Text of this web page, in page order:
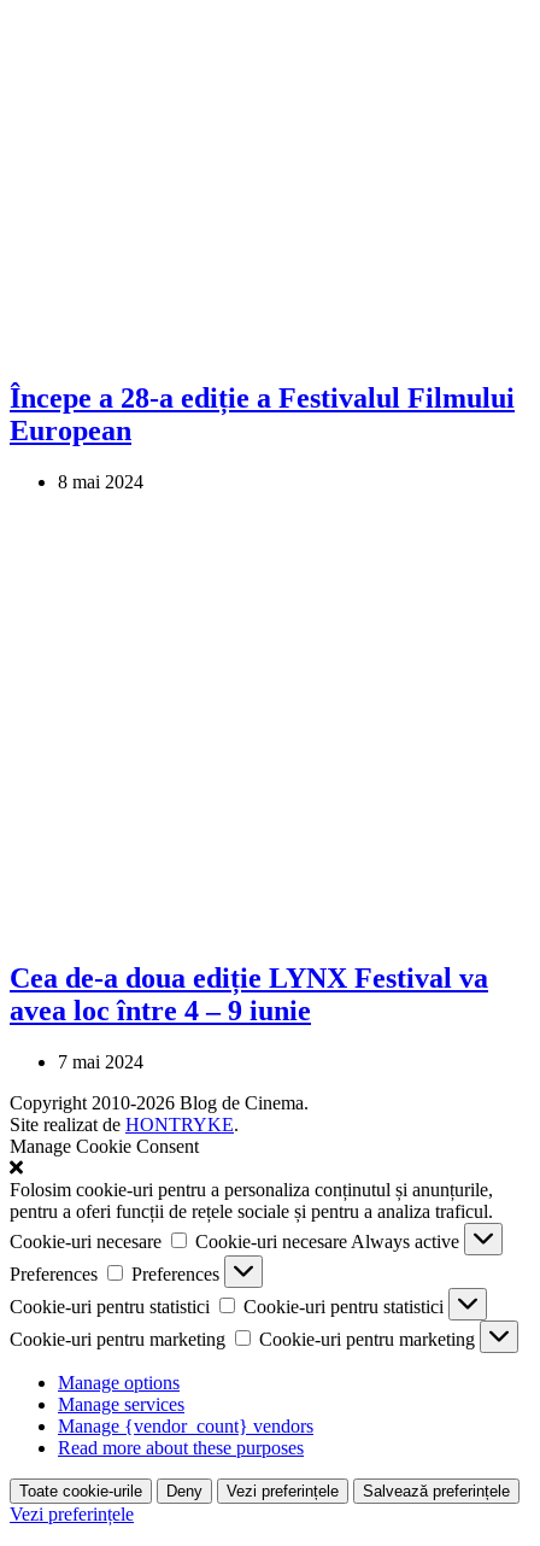
Începe a 28-a ediție a Festivalul Filmului
European
8 mai 2024
Cea de-a doua ediție LYNX Festival va
avea loc între 4 – 9 iunie
7 mai 2024
Copyright 2010-2026 Blog de Cinema.
Site realizat de HONTRYKE.
Manage Cookie Consent
Folosim cookie-uri pentru a personaliza conținutul și anunțurile,
pentru a oferi funcții de rețele sociale și pentru a analiza traficul.
Cookie-uri necesare
Cookie-uri necesare Always active
Preferences
Preferences
Cookie-uri pentru statistici
Cookie-uri pentru statistici
Cookie-uri pentru marketing
Cookie-uri pentru marketing
Manage options
Manage services
Manage {vendor_count} vendors
Read more about these purposes
Toate cookie-urile Deny Vezi preferințele Salvează preferințele
Vezi preferințele